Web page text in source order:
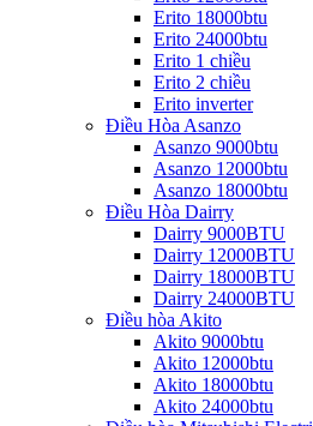
Erito 18000btu
Erito 24000btu
Erito 1 chiều
Erito 2 chiều
Erito inverter
Điều Hòa Asanzo
Asanzo 9000btu
Asanzo 12000btu
Asanzo 18000btu
Điều Hòa Dairry
Dairry 9000BTU
Dairry 12000BTU
Dairry 18000BTU
Dairry 24000BTU
Điều hòa Akito
Akito 9000btu
Akito 12000btu
Akito 18000btu
Akito 24000btu